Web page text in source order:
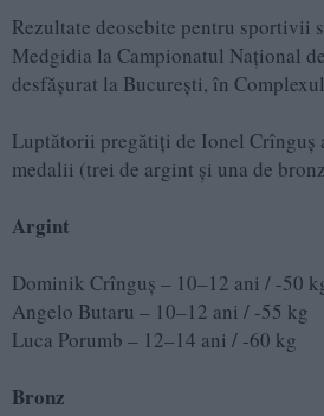
Rezultate deosebite pentru sportivii
Medgidia la Campionatul Național
desfășurat la București, în
Luptătorii pregătiți de Ionel Crînguș
medalii (trei de argint și una de
Argint
Dominik Crînguș – 10–12 ani / -50
Angelo Butaru – 10–12 ani / -55 kg
Luca Porumb – 12–14 ani / -60 kg
Bronz